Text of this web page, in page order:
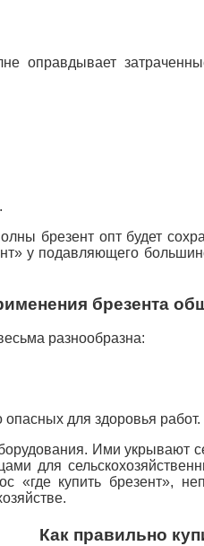
оправдывает
брезент опт будет
у подавляющего
брезента
разнообразна:
для здоровья работ.
Ими укрывают
для
«где купить брезент»,
Как правильно